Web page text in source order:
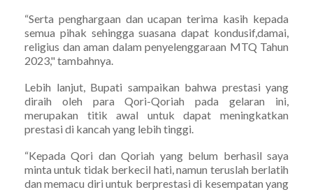
“Serta penghargaan dan ucapan terima kasih kepada
semua pihak sehingga suasana dapat kondusif,damai,
religius dan aman dalam penyelenggaraan MTQ Tahun
2023," tambahnya.
Lebih lanjut, Bupati sampaikan bahwa prestasi yang
diraih oleh para Qori-Qoriah pada gelaran ini,
merupakan titik awal untuk dapat meningkatkan
prestasi di kancah yang lebih tinggi.
“Kepada Qori dan Qoriah yang belum berhasil saya
minta untuk tidak berkecil hati, namun teruslah berlatih
dan memacu diri untuk berprestasi di kesempatan yang